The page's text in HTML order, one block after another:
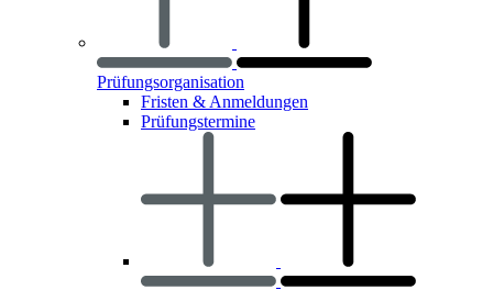
Prüfungsorganisation
Fristen & Anmeldungen
Prüfungstermine